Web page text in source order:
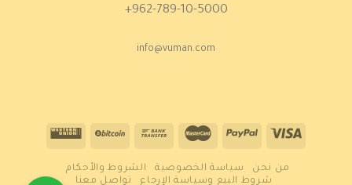
962-789-10-5000+
info@vuman.com
من نحن سياسة الخصوصية
الشروط والأحكام
شروط البيع وسياسة الإرجاع
تواصل معنا